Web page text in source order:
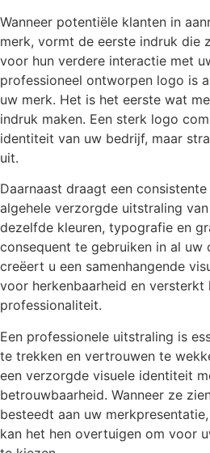
Wanneer potentiële klanten in
merk, vormt de eerste indruk die
voor hun verdere interactie met
professioneel ontworpen logo is
uw merk. Het is het eerste wat
indruk maken. Een sterk logo
identiteit van uw bedrijf, maar
uit.
Daarnaast draagt een
algehele verzorgde uitstraling
dezelfde kleuren, typografie en
consequent te gebruiken in al uw
creëert u een samenhangende
voor herkenbaarheid en versterkt
professionaliteit.
Een professionele uitstraling is
te trekken en vertrouwen te
een verzorgde visuele identiteit
betrouwbaarheid. Wanneer ze
besteedt aan uw
kan het hen overtuigen om voor